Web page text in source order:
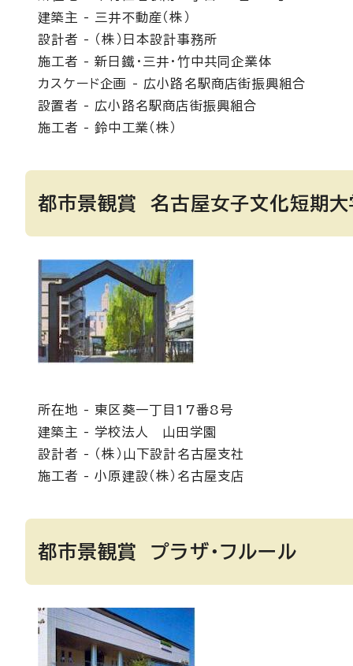
建築主 - 三井不動産（株）
設計者 - （株）日本設計事務所
施工者 - 新日鐵・三井・竹中共同企業体
カスケード企画 - 広小路名駅商店街振興組合
設置者 - 広小路名駅商店街振興組合
施工者 - 鈴中工業（株）
都市景観賞 名古屋女子文化短期大
所在地 - 東区葵一丁目17番8号
建築主 - 学校法人 山田学園
設計者 - （株）山下設計名古屋支社
施工者 - 小原建設（株）名古屋支店
都市景観賞 プラザ・フルール